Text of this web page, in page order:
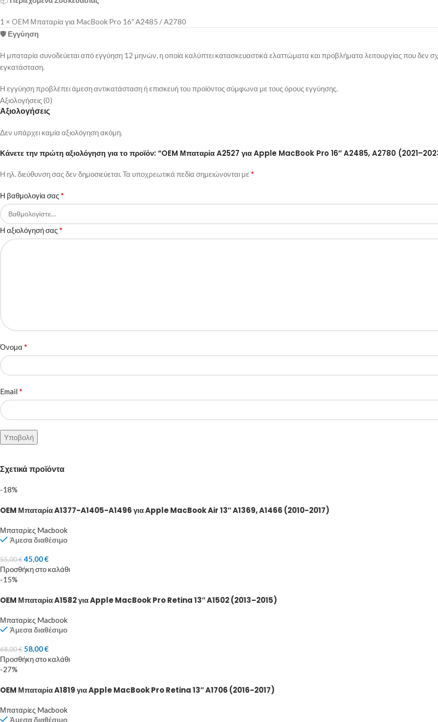
1 × OEM Μπαταρία για MacBook Pro 16″ A2485 / A2780
🛡️ Εγγύηση
Η μπαταρία συνοδεύεται από εγγύηση 12 μηνών, η οποία καλύπτει κατασκευαστικά ελαττώματα και προβλήματα λειτουργίας που δεν
εγκατάσταση.
Η εγγύηση προβλέπει άμεση αντικατάσταση ή επισκευή του προϊόντος σύμφωνα με τους όρους εγγύησης.
Αξιολογήσεις (0)
Αξιολογήσεις
Δεν υπάρχει καμία αξιολόγηση ακόμη.
Κάνετε την πρώτη αξιολόγηση για το προϊόν: “OEM Μπαταρία A2527 για Apple MacBook Pro 16″ A2485, A2780
Η ηλ. διεύθυνση σας δεν δημοσιεύεται.Τα υποχρεωτικά πεδία σημειώνονται με *
Η βαθμολογία σας*
Η αξιολόγησή σας*
Όνομα *
Email *
Σχετικά προϊόντα
-18%
OEM Μπαταρία A1377-A1405-A1496 για Apple MacBook Air 13″ A1369, A1466 (2010-2017)
Μπαταρίες Macbook
Άμεσα διαθέσιμο
55,00€45,00€
Προσθήκη στο καλάθι
-15%
OEM Μπαταρία A1582 για Apple MacBook Pro Retina 13″ A1502 (2013–2015)
Μπαταρίες Macbook
Άμεσα διαθέσιμο
68,00€58,00€
Προσθήκη στο καλάθι
-27%
OEM Μπαταρία A1819 για Apple MacBook Pro Retina 13″ A1706 (2016-2017)
Μπαταρίες Macbook
Άμεσα διαθέσιμο